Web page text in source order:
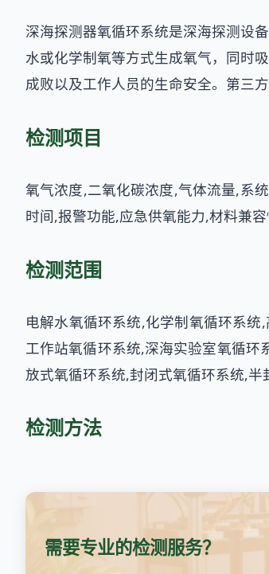
深海探测器氧循环系统是深海探测设
水或化学制氧等方式生成氧气，同时
成败以及工作人员的生命安全。第三
检测项目
氧气浓度,二氧化碳浓度,气体流量,系
时间,报警功能,应急供氧能力,材料兼
检测范围
电解水氧循环系统,化学制氧循环系
工作站氧循环系统,深海实验室氧循
放式氧循环系统,封闭式氧循环系统,
检测方法
需要专业的检测服务？